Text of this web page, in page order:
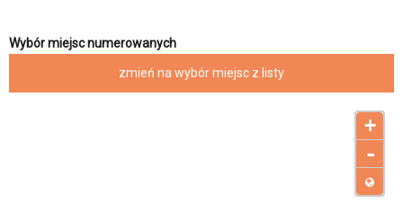
Wybór miejsc numerowanych
zmień na wybór miejsc z listy
+
-